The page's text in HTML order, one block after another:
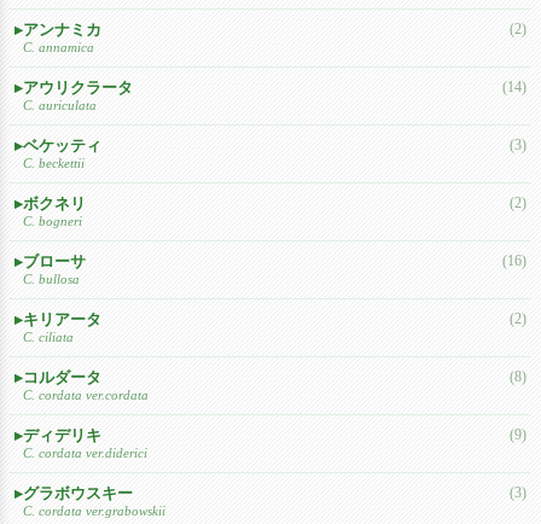
アンナミカ
C. annamica
(2)
アウリクラータ
C. auriculata
(14)
ベケッティ
C. beckettii
(3)
ボクネリ
C. bogneri
(2)
ブローサ
C. bullosa
(16)
キリアータ
C. ciliata
(2)
コルダータ
C. cordata ver.cordata
(8)
ディデリキ
C. cordata ver.diderici
(9)
グラボウスキー
C. cordata ver.grabowskii
(3)